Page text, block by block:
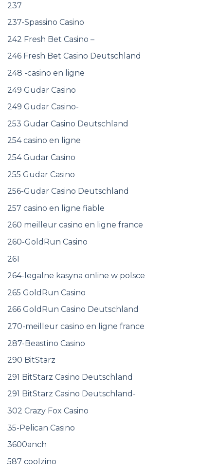
237
237-Spassino Casino
242 Fresh Bet Casino –
246 Fresh Bet Casino Deutschland
248 -casino en ligne
249 Gudar Casino
249 Gudar Casino-
253 Gudar Casino Deutschland
254 casino en ligne
254 Gudar Casino
255 Gudar Casino
256-Gudar Casino Deutschland
257 casino en ligne fiable
260 meilleur casino en ligne france
260-GoldRun Casino
261
264-legalne kasyna online w polsce
265 GoldRun Casino
266 GoldRun Casino Deutschland
270-meilleur casino en ligne france
287-Beastino Casino
290 BitStarz
291 BitStarz Casino Deutschland
291 BitStarz Casino Deutschland-
302 Crazy Fox Casino
35-Pelican Casino
3600anch
587 coolzino